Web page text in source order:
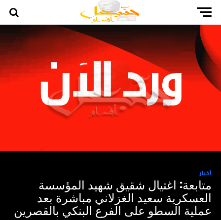
أخبار
متابعة: اغتيال شقيق شهيد المؤسسة
العسكرية سعيد الغزلاني مباشرة بعد
عملية السطو على الفرع البنكي بالقصرين